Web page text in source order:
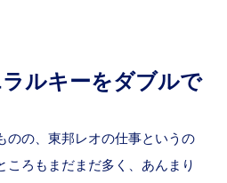
ルキーをダブルで
のの、東邦レオの仕事というの
ころもまだまだ多く、あんまり